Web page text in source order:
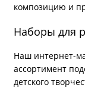
композицию и
Наборы для
Наш интернет-
ассортимент
детского